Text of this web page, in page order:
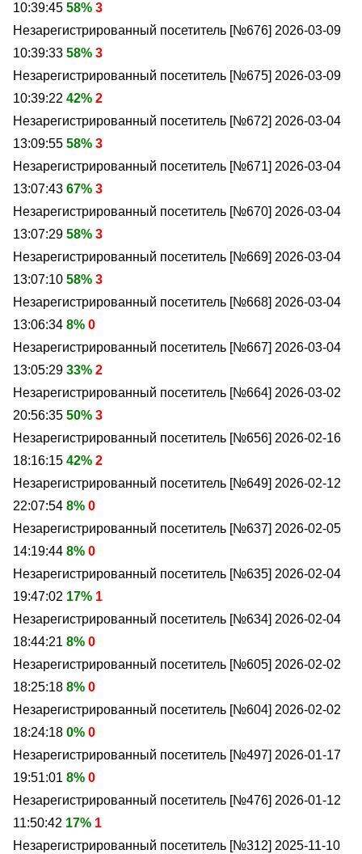
10:39:45 58% 3
Незарегистрированный посетитель [№676] 2026-03-09
10:39:33 58% 3
Незарегистрированный посетитель [№675] 2026-03-09
10:39:22 42% 2
Незарегистрированный посетитель [№672] 2026-03-04
13:09:55 58% 3
Незарегистрированный посетитель [№671] 2026-03-04
13:07:43 67% 3
Незарегистрированный посетитель [№670] 2026-03-04
13:07:29 58% 3
Незарегистрированный посетитель [№669] 2026-03-04
13:07:10 58% 3
Незарегистрированный посетитель [№668] 2026-03-04
13:06:34 8% 0
Незарегистрированный посетитель [№667] 2026-03-04
13:05:29 33% 2
Незарегистрированный посетитель [№664] 2026-03-02
20:56:35 50% 3
Незарегистрированный посетитель [№656] 2026-02-16
18:16:15 42% 2
Незарегистрированный посетитель [№649] 2026-02-12
22:07:54 8% 0
Незарегистрированный посетитель [№637] 2026-02-05
14:19:44 8% 0
Незарегистрированный посетитель [№635] 2026-02-04
19:47:02 17% 1
Незарегистрированный посетитель [№634] 2026-02-04
18:44:21 8% 0
Незарегистрированный посетитель [№605] 2026-02-02
18:25:18 8% 0
Незарегистрированный посетитель [№604] 2026-02-02
18:24:18 0% 0
Незарегистрированный посетитель [№497] 2026-01-17
19:51:01 8% 0
Незарегистрированный посетитель [№476] 2026-01-12
11:50:42 17% 1
Незарегистрированный посетитель [№312] 2025-11-10